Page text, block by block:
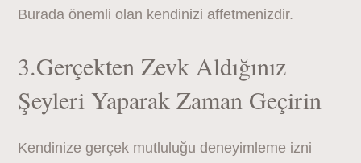
Burada önemli olan kendinizi affetmenizdir.
3.Gerçekten Zevk Aldığınız
Şeyleri Yaparak Zaman Geçirin
Kendinize gerçek mutluluğu deneyimleme izni